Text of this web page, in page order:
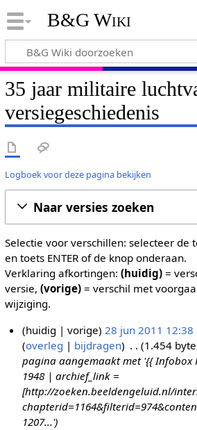
B&G Wiki
35 jaar militaire
versiegeschiedenis
Logboek voor deze pagina bekijken
Naar versies zoeken
Selectie voor verschillen: selecteer de
en toets ENTER of de knop onderaan.
Verklaring afkortingen: (huidig)=
versie, (vorige)= verschil met
wijziging.
huidig vorige 28 jun 2011 12:38
overleg
bijdragen 1.454
pagina aangemaakt met '{{
1948 | archief_link =
[http://zoeken.beeldengeluid.nl/
1207...'